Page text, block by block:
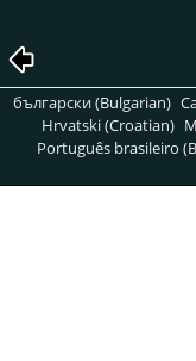
български (Bulgarian)
Hrvatski (Croatian)
Português brasileiro